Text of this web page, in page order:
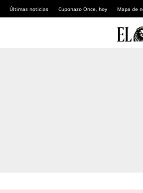
Últimas noticias Cuponazo Once, hoy Mapa de